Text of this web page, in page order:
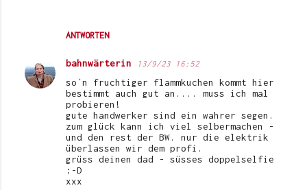
ANTWORTEN
bahnwärterin 13/9/23 16:52
so´n fruchtiger flammkuchen kommt hier
bestimmt auch gut an.... muss ich mal
probieren!
gute handwerker sind ein wahrer segen.
zum glück kann ich viel selbermachen -
und den rest der BW. nur die elektrik
überlassen wir dem profi.
grüss deinen dad - süsses doppelselfie
:-D
xxx